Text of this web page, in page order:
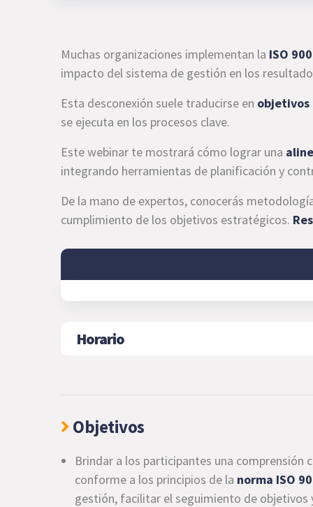
Muchas organizaciones implementan la ISO
impacto del sistema de gestión en los
Esta desconexión suele traducirse en objetivos
se ejecuta en los procesos clave.
Este webinar te mostrará cómo lograr una
integrando herramientas de planificación y
De la mano de expertos, conocerás
cumplimiento de los objetivos estratégicos.
Horario
Objetivos
Brindar a los participantes una
conforme a los principios de la norma ISO
gestión, facilitar el seguimiento de objetivos